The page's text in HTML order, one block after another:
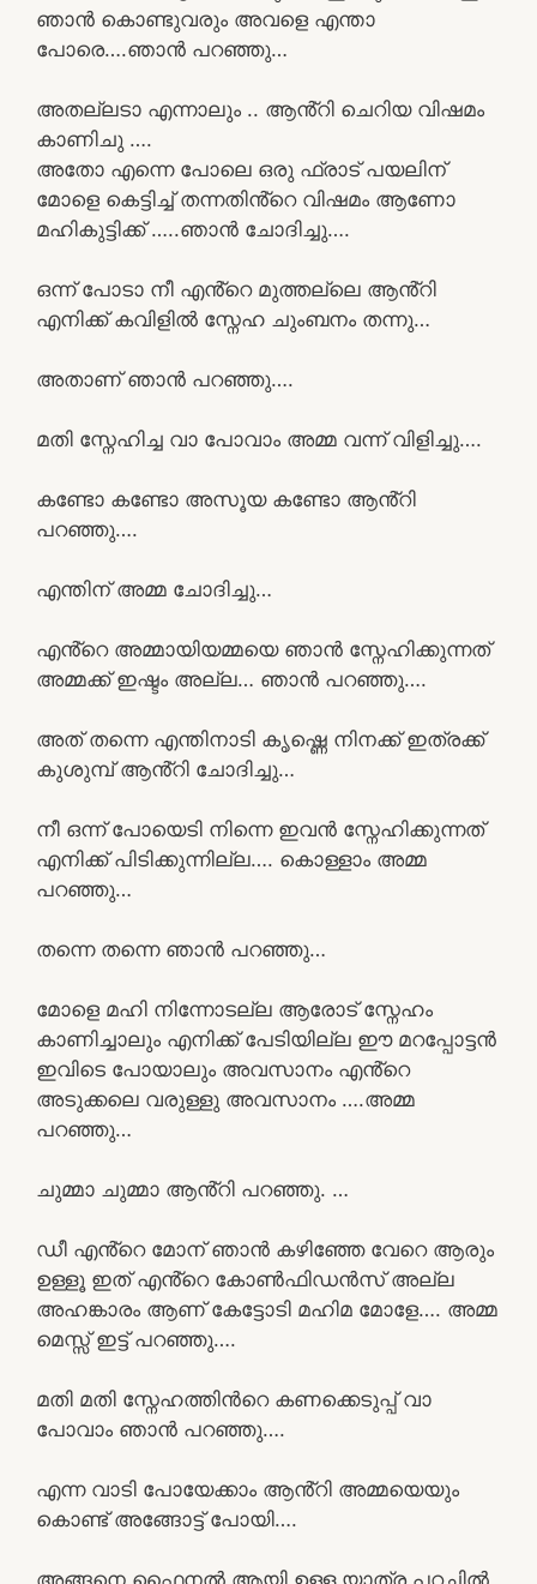
ഞാൻ കൊണ്ടുവരും അവളെ എന്താ
പോരെ….ഞാൻ പറഞ്ഞു…
അതല്ലടാ എന്നാലും .. ആൻ്റി ചെറിയ വിഷമം
കാണിചു ….
അതോ എന്നെ പോലെ ഒരു ഫ്രാട് പയലിന്
മോളെ കെട്ടിച്ച് തന്നതിൻ്റെ വിഷമം ആണോ
മഹികുട്ടിക്ക് …..ഞാൻ ചോദിച്ചു….
ഒന്ന് പോടാ നീ എൻ്റെ മുത്തല്ലെ ആൻ്റി
എനിക്ക് കവിളിൽ സ്നേഹ ചുംബനം തന്നു…
അതാണ് ഞാൻ പറഞ്ഞു….
മതി സ്നേഹിച്ച വാ പോവാം അമ്മ വന്ന് വിളിച്ചു….
കണ്ടോ കണ്ടോ അസൂയ കണ്ടോ ആൻ്റി
പറഞ്ഞു….
എന്തിന് അമ്മ ചോദിച്ചു…
എൻ്റെ അമ്മായിയമ്മയെ ഞാൻ സ്നേഹിക്കുന്നത്
അമ്മക്ക് ഇഷ്ടം അല്ല… ഞാൻ പറഞ്ഞു….
അത് തന്നെ എന്തിനാടി കൃഷ്ണെ നിനക്ക് ഇത്രക്ക്
കുശുമ്പ് ആൻ്റി ചോദിച്ചു…
നീ ഒന്ന് പോയെടി നിന്നെ ഇവൻ സ്നേഹിക്കുന്നത്
എനിക്ക് പിടിക്കുന്നില്ല…. കൊള്ളാം അമ്മ
പറഞ്ഞു…
തന്നെ തന്നെ ഞാൻ പറഞ്ഞു…
മോളെ മഹി നിന്നോടല്ല ആരോട് സ്നേഹം
കാണിച്ചാലും എനിക്ക് പേടിയില്ല ഈ മറപ്പോട്ടൻ
ഇവിടെ പോയാലും അവസാനം എൻ്റെ
അടുക്കലെ വരുള്ളു അവസാനം ….അമ്മ
പറഞ്ഞു…
ചുമ്മാ ചുമ്മാ ആൻ്റി പറഞ്ഞു. …
ഡീ എൻ്റെ മോന് ഞാൻ കഴിഞ്ഞേ വേറെ ആരും
ഉള്ളൂ ഇത് എൻ്റെ കോൺഫിഡൻസ് അല്ല
അഹങ്കാരം ആണ് കേട്ടോടി മഹിമ മോളേ…. അമ്മ
മെസ്സ് ഇട്ട് പറഞ്ഞു….
മതി മതി സ്നേഹത്തിൻറെ കണക്കെടുപ്പ് വാ
പോവാം ഞാൻ പറഞ്ഞു….
എന്ന വാടി പോയേക്കാം ആൻ്റി അമ്മയെയും
കൊണ്ട് അങ്ങോട്ട് പോയി….
അങ്ങനെ ഫൈനൽ ആയി ഉള്ള യാത്ര പറചിൽ